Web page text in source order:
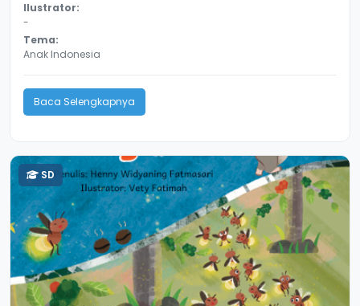
Ilustrator:
-
Tema:
Anak Indonesia
Baca Selengkapnya
SD